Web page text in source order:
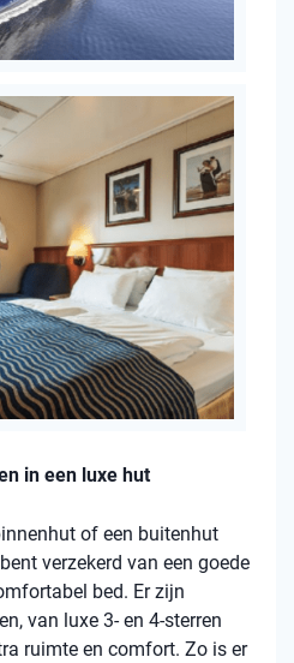
in een luxe hut
of een buitenhut
verzekerd van een goede
bed. Er zijn
van luxe 3- en 4-sterren
ruimte en comfort. Zo is er